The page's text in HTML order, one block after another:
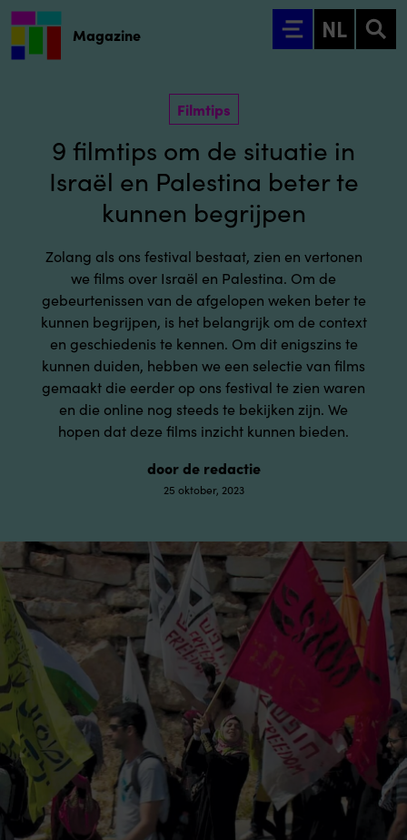
Ga naar hoofdinhoud
NL
Magazine
Filmtips
9 filmtips om de situatie in
Israël en Palestina beter te
kunnen begrijpen
Zolang als ons festival bestaat, zien en vertonen
we films over Israël en Palestina. Om de
gebeurtenissen van de afgelopen weken beter te
kunnen begrijpen, is het belangrijk om de context
en geschiedenis te kennen. Om dit enigszins te
kunnen duiden, hebben we een selectie van films
gemaakt die eerder op ons festival te zien waren
en die online nog steeds te bekijken zijn. We
hopen dat deze films inzicht kunnen bieden.
door de redactie
25 oktober, 2023